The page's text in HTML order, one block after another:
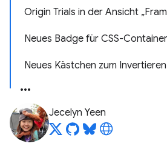
Origin Trials in der Ansicht
Neues Badge für CSS-
Neues Kästchen zum
Jecelyn Yeen